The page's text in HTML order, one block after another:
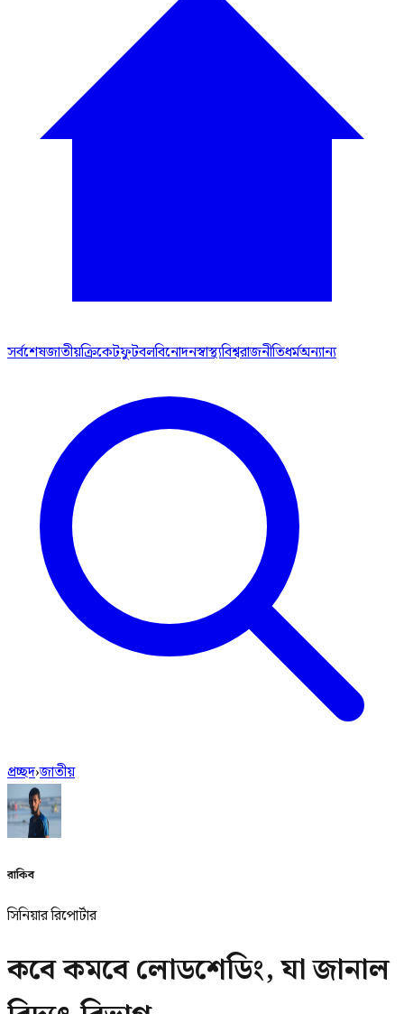
সর্বশেষজাতীয়ক্রিকেটফুটবলবিনোদনস্বাস্থ্যবিশ্বরাজনীতিধর্মঅন্যান্য
প্রচ্ছদ›জাতীয়
রাকিব
সিনিয়ার রিপোর্টার
কবে কমবে লোডশেডিং, যা জানাল